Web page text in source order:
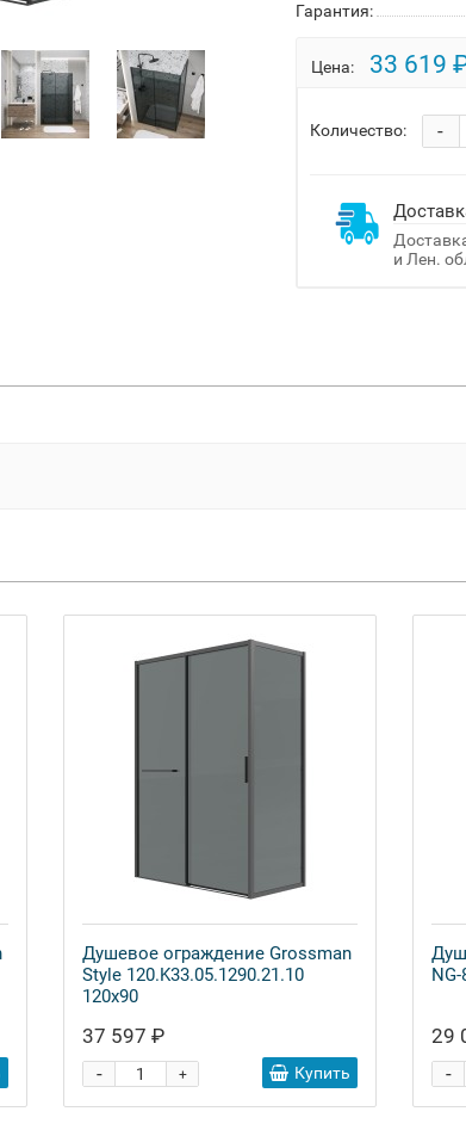
Гарантия:
Цена: 33 619
Количество: -
и Лен.
Душевое ограждение Grossman
Style 120.K33.05.1290.21.10
120x90
37 597 ₽
+
- Купить
29
-